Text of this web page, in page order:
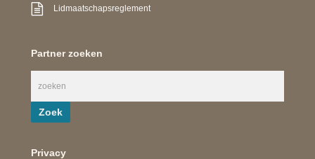
Lidmaatschapsreglement
Partner zoeken
Privacy